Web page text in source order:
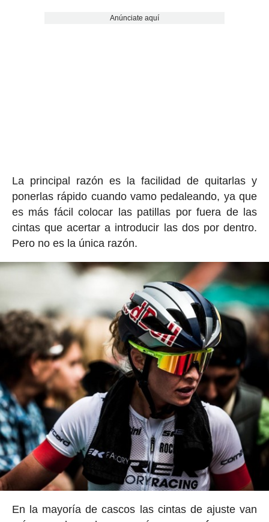
Anúnciate aquí
La principal razón es la facilidad de quitarlas y
ponerlas rápido cuando vamo pedaleando, ya que
es más fácil colocar las patillas por fuera de las
cintas que acertar a introducir las dos por dentro.
Pero no es la única razón.
En la mayoría de cascos las cintas de ajuste van